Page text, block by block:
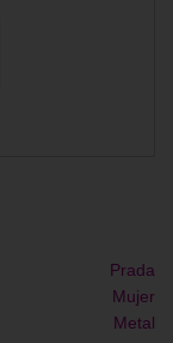
Prada
Mujer
Metal